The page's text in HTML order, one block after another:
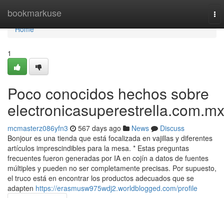
bookmarkuse
Home
Home
1
Poco conocidos hechos sobre
mcmasterz086yfn3 567 days ago News
Discuss
Bonjour es una tienda que está focalizada en vajillas y diferentes
artículos imprescindibles para la mesa. * Estas preguntas
frecuentes fueron generadas por IA en cojín a datos de fuentes
múltiples y pueden no ser completamente precisas. Por supuesto,
el truco está en encontrar los productos adecuados que se
adapten https://erasmusw975wdj2.worldblogged.com/profile